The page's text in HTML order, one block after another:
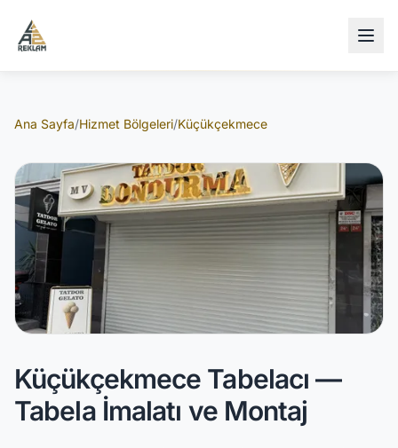
Ana Sayfa/Hizmet Bölgeleri/Küçükçekmece
Küçükçekmece Tabelacı —
Tabela İmalatı ve Montaj